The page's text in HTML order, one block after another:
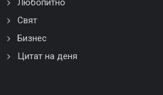
Любопитно
Свят
Бизнес
Цитат на деня